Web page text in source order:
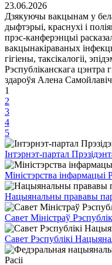
23.06.2026
Дзякуючы вакцынам у
дыфтэрыі, краснухі і
прэс-канферэнцыі
вакцынакіраваных
гігіены, таксікалогіі,
Рэспубліканскага цэнтра
здароўя Алена
1
2
3
4
5
Інтэрнэт-партал
Міністэрства інфармацыі
Нацыянальны прававы
Савет Міністраў
Савет Рэспублікі